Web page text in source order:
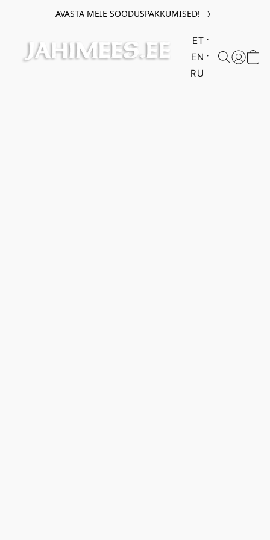
AVASTA MEIE SOODUSPAKKUMISED!
ET
EN
RU